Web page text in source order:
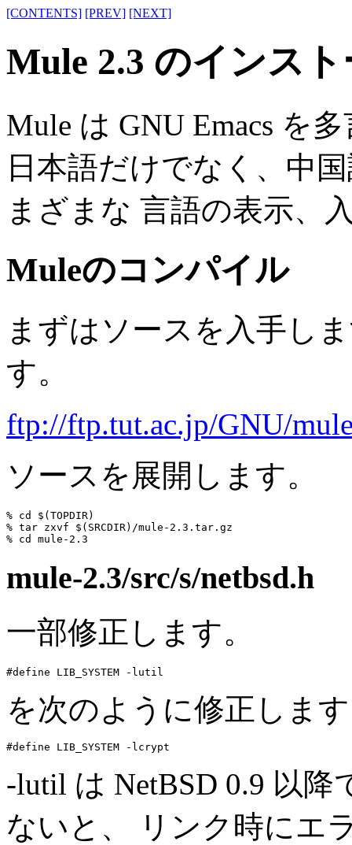
[CONTENTS] [PREV] [NEXT]
Mule 2.3 のインス
Mule は GNU Emacs を
日本語だけでなく、中
まざまな 言語の表示、
Muleのコンパイル
まずはソースを入手し
す。
ftp://ftp.tut.ac.jp/GNU/
ソースを展開します。
% cd $(TOPDIR)
% tar zxvf $(SRCDIR)/mule-2.3.tar.gz
mule-2.3/src/s/netbsd.h
一部修正します。
を次のように修正しま
-lutil は NetBSD 0.9 以
ないと、 リンク時にエ